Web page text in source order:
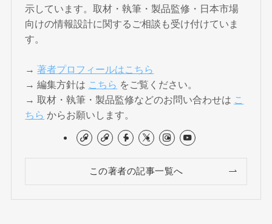
示しています。取材・執筆・製品監修・日本市場
向けの情報設計に関するご相談も受け付けていま
す。
→著者プロフィールはこちら
→ 編集方針は こちら をご覧ください。
→ 取材・執筆・製品監修などのお問い合わせは こ
ちら からお願いします。
この著者の記事一覧へ